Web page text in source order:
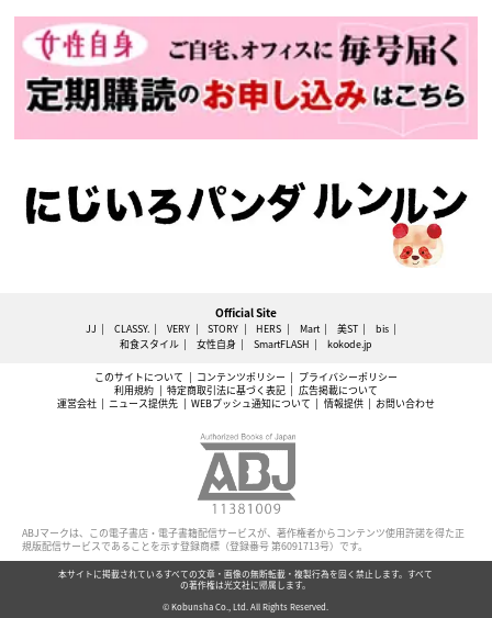
Official Site
JJ CLASSY. VERY STORY HERS Mart 美ST
bis
和食スタイル
女性自身 SmartFLASH kokode.jp
このサイトについて コンテンツポリシー
プライバシーポリシー
利用規約
特定商取引法に基づく表記
広告掲載について
運営会社
ニュース提供先 WEBプッシュ通知について 情報提供 お問い合わせ
ABJマークは、この電子書店・電子書籍配信サービスが、著作権者からコンテンツ使用許諾を得た正
規版配信サービスであることを示す登録商標（登録番号 第6091713号）です。
本サイトに掲載されているすべての文章・画像の無断転載・複製行為を固く禁止します。すべて
の著作権は光文社に帰属します。
© Kobunsha Co., Ltd. All Rights Reserved.